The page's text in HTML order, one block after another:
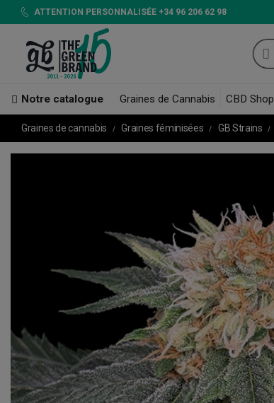
ATTENTION PERSONNALISÉE +34 96 206 62 98
Notre catalogue Graines de Cannabis CBD Shop
Graines de cannabis Graines féminisées GB Strains